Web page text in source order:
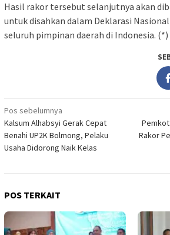
Hasil rakor tersebut selanjutnya akan
untuk disahkan dalam Deklarasi
seluruh pimpinan daerah di Indonesia. (*)
Navigasi
pos
Pos sebelumnya
Kalsum Alhabsyi Gerak Cepat
Benahi UP2K Bolmong, Pelaku
Usaha Didorong Naik Kelas
Pemkot
Rakor
POS TERKAIT